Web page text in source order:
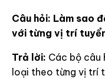
Câu hỏi: Làm sao
với từng vị trí
Trả lời: Các bộ câu
loại theo từng vị trí